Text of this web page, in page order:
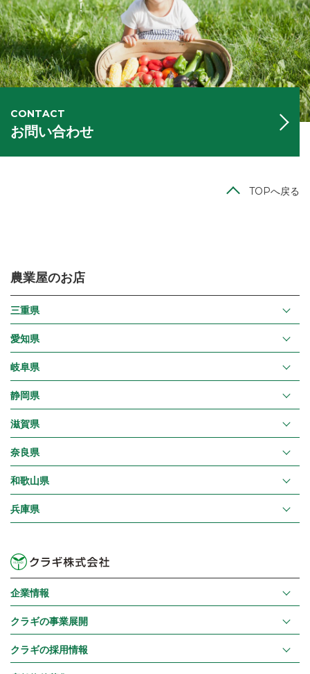
CONTACT
お問い合わせ
TOPへ戻る
農業屋のお店
三重県
愛知県
岐阜県
静岡県
滋賀県
奈良県
和歌山県
兵庫県
企業情報
クラギの事業展開
クラギの採用情報